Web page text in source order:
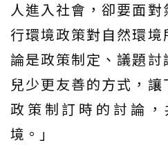
人進入社會，卻要面
行環境政策對自然環
論是政策制定、議題
兒少更友善的方式，
政策制訂時的討論
境。」